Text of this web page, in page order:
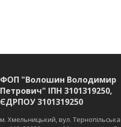
ФОП "Волошин Володимир
Петрович" ІПН 3101319250,
ЄДРПОУ 3101319250
м. Хмельницький, вул.